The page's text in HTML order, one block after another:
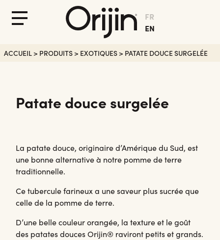
Menu
FR
EN
ACCUEIL > PRODUITS > EXOTIQUES > PATATE DOUCE SURGELÉE
Patate douce surgelée
La patate douce, originaire d’Amérique du Sud, est
une bonne alternative à notre pomme de terre
traditionnelle.
Ce tubercule farineux a une saveur plus sucrée que
celle de la pomme de terre.
D’une belle couleur orangée, la texture et le goût
des patates douces Orijin® raviront petits et grands.
Fermer